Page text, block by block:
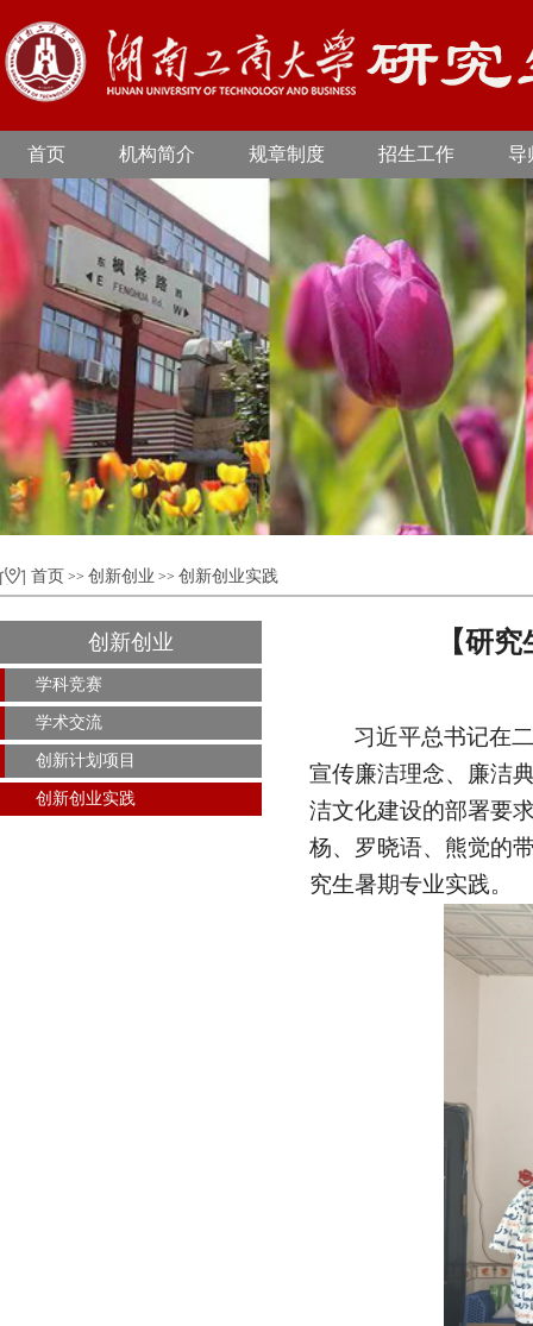
首页 机构简介 规章制度 招生工作 导
首页 >> 创新创业 >> 创新创业实践
创新创业
学科竞赛
学术交流
创新计划项目
创新创业实践
【研
习近平总书记在
宣传廉洁理念、廉洁
洁文化建设的部署要
杨、罗晓语、熊觉的
究生暑期专业实践。